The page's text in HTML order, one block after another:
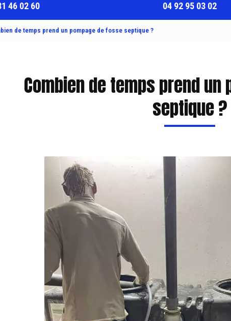
46 02 60 04 92 95 03 02
de temps prend un pompage de fosse septique ?
Combien de temps prend un
septique ?